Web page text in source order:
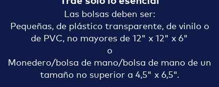
Las bolsas deben ser:
Pequeñas, de plástico transparente, de vinilo o
de PVC, no mayores de 12" x 12" x 6"
o
Monedero/bolsa de mano/bolsa de mano de un
tamaño no superior a 4,5" x 6,5".